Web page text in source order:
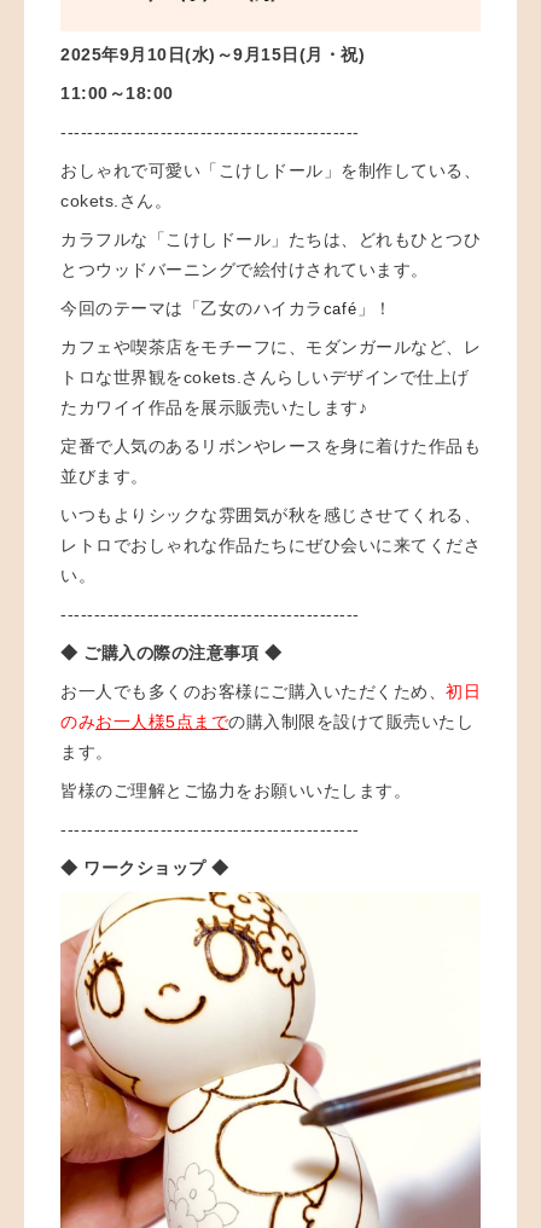
2025年9月10日(水)～9月15日(月・祝)
11:00～18:00
---------------------------------------------
おしゃれで可愛い「こけしドール」を制作している、
cokets.さん。
カラフルな「こけしドール」たちは、どれもひとつひ
とつウッドバーニングで絵付けされています。
今回のテーマは「乙女のハイカラ café 」！
カフェや喫茶店をモチーフに、モダンガールなど、
レ
トロな世界観をcokets.さんらしいデザインで仕上げ
たカワイイ作品を展示販売いたします♪
定番で人気のある リボンやレースを身に着けた作品も
並びます。
いつもよりシックな雰囲気が秋を感じさせてくれる、
レトロでおしゃれな作品たちにぜひ会いに来てくださ
い。
---------------------------------------------
◆ ご購入の際の注意事項 ◆
お一人でも多くのお客様にご購入いただくため、 初日
のみお一人様5点までの購入制限を設けて販売いたし
ます。
皆様のご理解とご協力をお願いいたします。
---------------------------------------------
◆ ワークショップ ◆